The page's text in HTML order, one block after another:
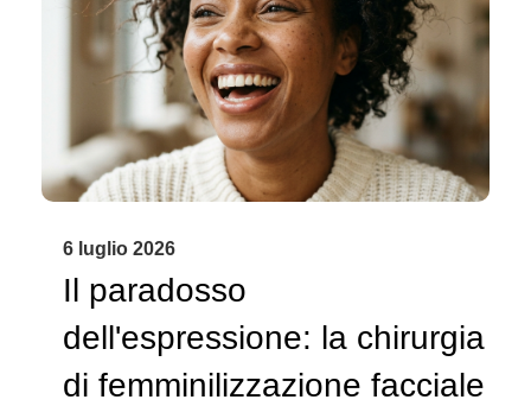
6 luglio 2026
Il paradosso
dell'espressione: la chirurgia
di femminilizzazione facciale